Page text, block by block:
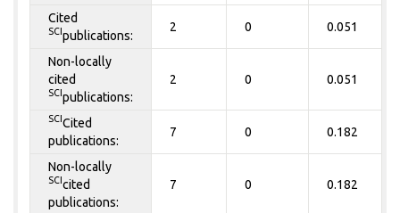
Cited
SCI publications:
2 0 0.051
Non-locally
cited
SCI publications:
2 0 0.051
SCI Cited
publications:
7 0 0.182
Non-locally
SCI cited
publications:
7 0 0.182